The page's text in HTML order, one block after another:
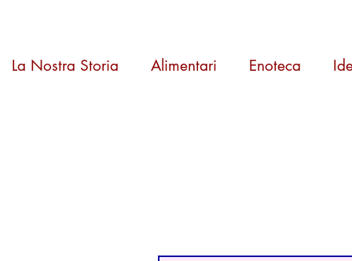
La Nostra Storia Alimentari Enoteca